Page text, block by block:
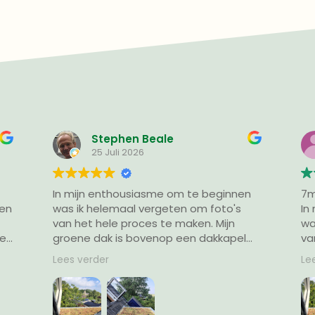
Stephen
25 Juli 2026
7m² groen erbij
In mijn enthousiasme om te beginnen
was ik helemaal vergeten om foto's
van het hele proces te maken. Mijn
groene dak is bovenop een dakkapel
gekomen dat toegankelijk is via een
speciaal geplaatst uitstap dakraam.
Eerst zou alles van binnenuit naar
boven sjouwen. Op advies van Eric heb
Lees verder